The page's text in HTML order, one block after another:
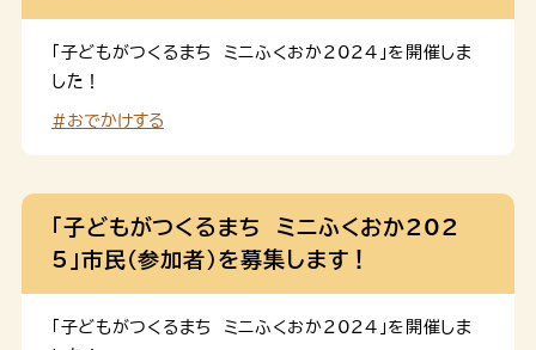
日）、10月30日（金曜日）のうち１回（２時間程度） ②グ
ループ討議は、11月20日（金曜日）、11月25日（水曜
日）、12月2日（水曜日）のうち１回（２時間程度） ③事前
曜日）に実施①②③の会場は、いずれも福岡市中央区天
グ受講期間】9月11日(金曜日）～11月10日（火曜日）の
間。パソコンやスマートフォ […]
「子どもがつくるまち ミニふくおか2024」を開催しま
した！
#おでかけする
「子どもがつくるまち ミニふくおか202
5」市民（参加者）を募集します！
「子どもがつくるまち ミニふくおか2024」を開催しま